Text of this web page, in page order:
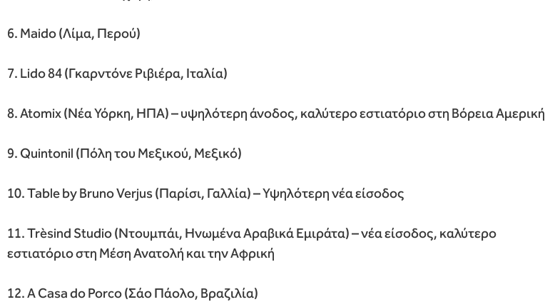
6. Maido (Λίμα, Περού)
7. Lido 84 (Γκαρντόνε Ριβιέρα, Ιταλία)
8. Atomix (Νέα Υόρκη, ΗΠΑ) – υψηλότερη άνοδος, καλύτερο εστιατόριο στη Βόρεια Αμερική
9. Quintonil (Πόλη του Μεξικού, Μεξικό)
10. Table by Bruno Verjus (Παρίσι, Γαλλία) – Υψηλότερη νέα είσοδος
11. Trèsind Studio (Ντουμπάι, Ηνωμένα Αραβικά Εμιράτα) – νέα είσοδος, καλύτερο
εστιατόριο στη Μέση Ανατολή και την Αφρική
12. A Casa do Porco (Σάο Πάολο, Βραζιλία)